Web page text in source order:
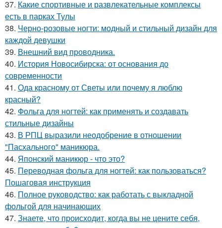
37. Какие спортивные и развлекательные комплексы
есть в парках Тулы
38. Черно-розовые ногти: модный и стильный дизайн для
каждой девушки
39. Внешний вид проводника.
40. История Новосибирска: от основания до
современности
41. Ода красному от Светы или почему я люблю
красный?
42. Фольга для ногтей: как применять и создавать
стильные дизайны
43. В РПЦ выразили неодобрение в отношении
"Пасхального" маникюра.
44. Японский маникюр - что это?
45. Переводная фольга для ногтей: как пользоваться?
Пошаговая инструкция
46. Полное руководство: как работать с выкладной
фольгой для начинающих
47. Знаете, что происходит, когда вы не цените себя,